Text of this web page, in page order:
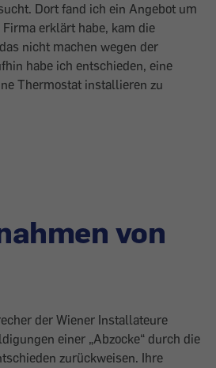
Dort fand ich ein Angebot um
erklärt habe, kam die
nicht machen wegen der
habe ich entschieden, eine
Thermostat installieren zu
von
der Wiener Installateure
einer „Abzocke“ durch die
zurückweisen. Ihre